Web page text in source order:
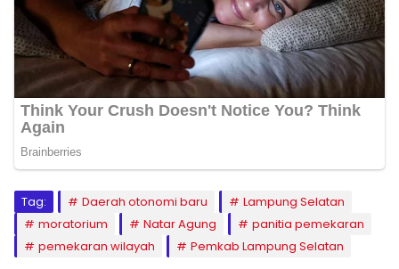
Tag: Daerah otonomi baru
Lampung Selatan
moratorium
Natar Agung
panitia pemekaran
pemekaran wilayah
Pemkab Lampung Selatan